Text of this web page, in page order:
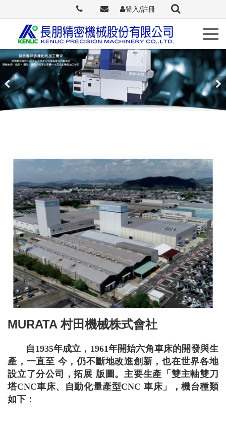
登入/註冊
Languages
關
於
長
朋
原
廠
介
紹
產
品
介
紹
產
影
教
育
訓
練
Previous
MURATA 村田機械株式會社
自1935年成立，1961年開始六角車床的開發與生
產，一直至 今，仍不斷地改進創新，也在世界各地
設立了分公司，拓展 版圖。主要生產「雙主軸雙刀
塔CNC車床、自動化量產型CNC 車床」，機台種類
如下：